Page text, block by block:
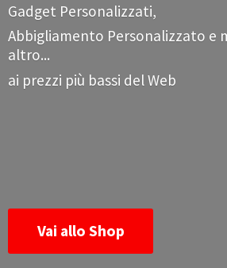
Gadget Personalizzati,
Abbigliamento Personalizzato e
altro...
ai prezzi più bassi del Web
Vai allo Shop